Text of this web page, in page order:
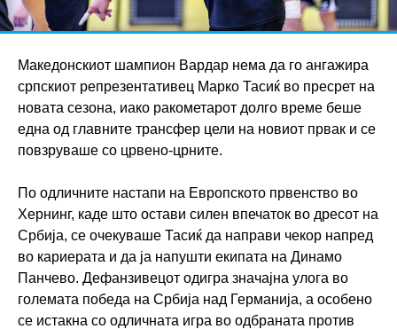
Македонскиот шампион Вардар нема да го ангажира
српскиот репрезентативец Марко Тасиќ во пресрет на
новата сезона, иако ракометарот долго време беше
една од главните трансфер цели на новиот првак и се
повзруваше со црвено-црните.
По одличните настапи на Европското првенство во
Хернинг, каде што остави силен впечаток во дресот на
Србија, се очекуваше Тасиќ да направи чекор напред
во кариерата и да ја напушти екипата на Динамо
Панчево. Дефанзивецот одигра значајна улога во
големата победа на Србија над Германија, а особено
се истакна со одличната игра во одбраната против